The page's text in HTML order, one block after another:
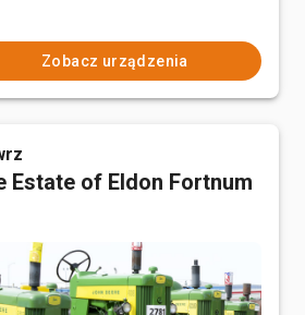
Zobacz urządzenia
Estate of Eldon Fortnum